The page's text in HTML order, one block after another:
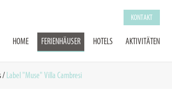
KONTAKT
HOME FERIENHÄUSER HOTELS AKTIVITÄTEN
/Label "Muse" Villa Cambresi